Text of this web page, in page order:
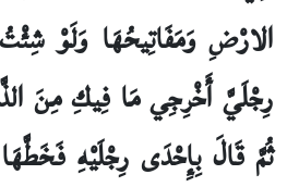
الارْضِ وَمَفَاتِيحُهَا وَلَوْ
رِجْلَيَّ أَخْرِجِي مَا فِيكِ مِنَ
ثُمَّ قَالَ بِإِحْدَى رِجْلَيْهِ